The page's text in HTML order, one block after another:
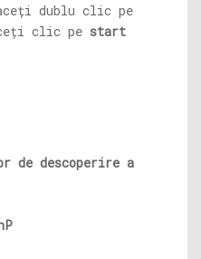
dublu clic pe
clic pe start
de descoperire a